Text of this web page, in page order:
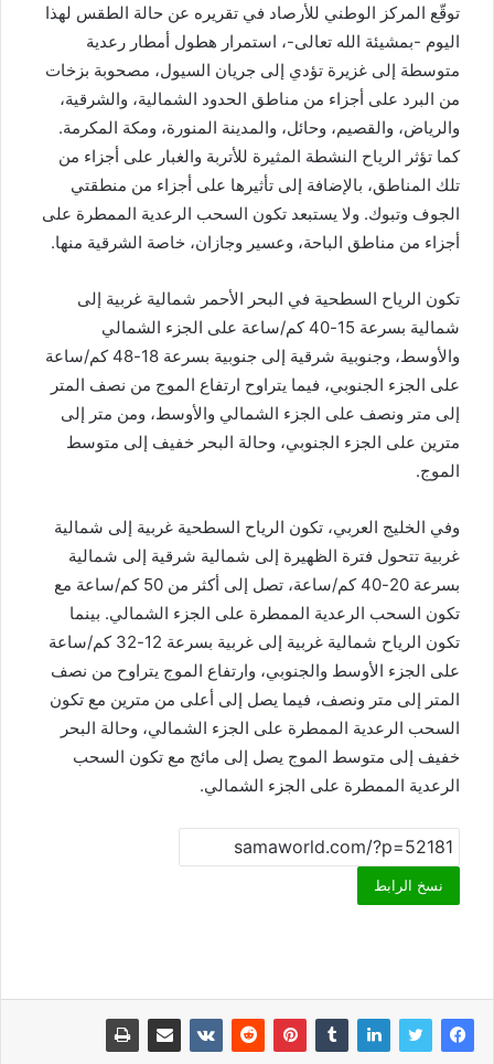
توقّع المركز الوطني للأرصاد في تقريره عن حالة الطقس لهذا
اليوم -بمشيئة الله تعالى-، استمرار هطول أمطار رعدية
متوسطة إلى غزيرة تؤدي إلى جريان السيول، مصحوبة بزخات
من البرد على أجزاء من مناطق الحدود الشمالية، والشرقية،
والرياض، والقصيم، وحائل، والمدينة المنورة، ومكة المكرمة.
كما تؤثر الرياح النشطة المثيرة للأتربة والغبار على أجزاء من
تلك المناطق، بالإضافة إلى تأثيرها على أجزاء من منطقتي
الجوف وتبوك. ولا يستبعد تكون السحب الرعدية الممطرة على
أجزاء من مناطق الباحة، وعسير وجازان، خاصة الشرقية منها.
تكون الرياح السطحية في البحر الأحمر شمالية غربية إلى
شمالية بسرعة 15-40 كم/ساعة على الجزء الشمالي
والأوسط، وجنوبية شرقية إلى جنوبية بسرعة 18-48 كم/ساعة
على الجزء الجنوبي، فيما يتراوح ارتفاع الموج من نصف المتر
إلى متر ونصف على الجزء الشمالي والأوسط، ومن متر إلى
مترين على الجزء الجنوبي، وحالة البحر خفيف إلى متوسط
الموج.
وفي الخليج العربي، تكون الرياح السطحية غربية إلى شمالية
غربية تتحول فترة الظهيرة إلى شمالية شرقية إلى شمالية
بسرعة 20-40 كم/ساعة، تصل إلى أكثر من 50 كم/ساعة مع
تكون السحب الرعدية الممطرة على الجزء الشمالي. بينما
تكون الرياح شمالية غربية إلى غربية بسرعة 12-32 كم/ساعة
على الجزء الأوسط والجنوبي، وارتفاع الموج يتراوح من نصف
المتر إلى متر ونصف، فيما يصل إلى أعلى من مترين مع تكون
السحب الرعدية الممطرة على الجزء الشمالي، وحالة البحر
خفيف إلى متوسط الموج يصل إلى مائج مع تكون السحب
الرعدية الممطرة على الجزء الشمالي.
نسخ الرابط